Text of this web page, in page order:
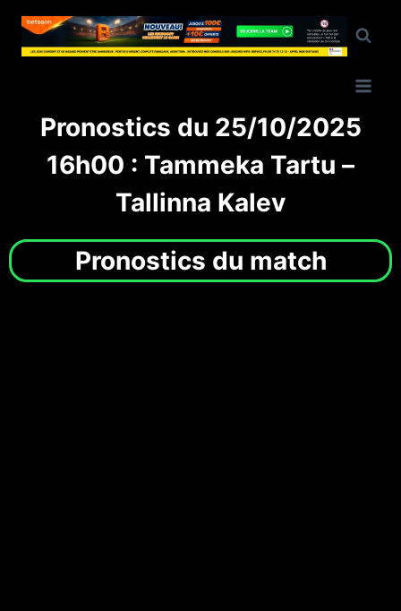
Pronostics du 25/10/2025
16h00 : Tammeka Tartu –
Tallinna Kalev
Pronostics du match